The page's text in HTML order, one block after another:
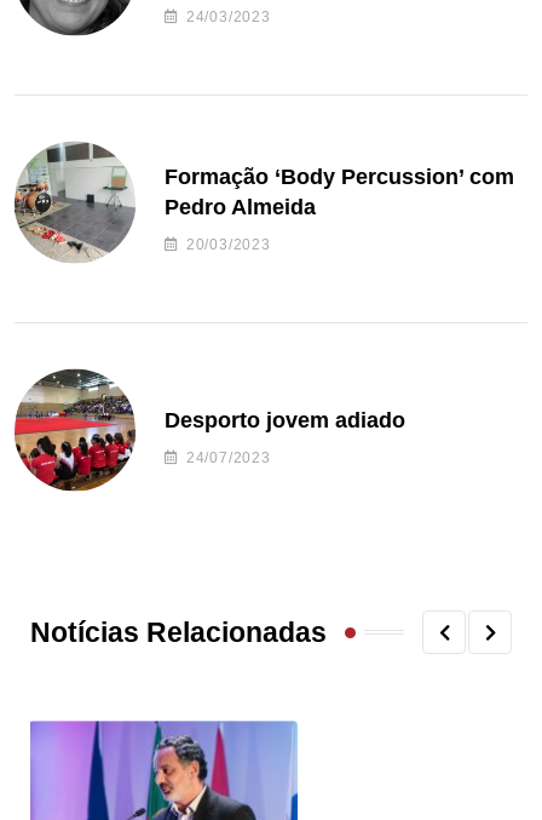
24/03/2023
Formação ‘Body Percussion’ com
Pedro Almeida
20/03/2023
Desporto jovem adiado
24/07/2023
Notícias Relacionadas